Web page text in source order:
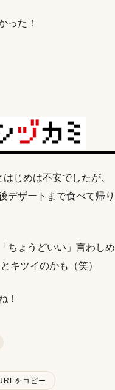
った！
じめは不安でしたが、
デザートまで食べて帰り
ちょうどいい」言わしめ
キツイのかも（笑）
！
をコピー